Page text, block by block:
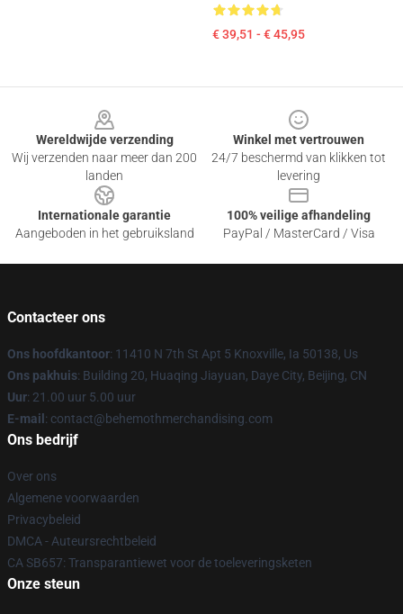
€ 39,51 - € 45,95
Wereldwijde verzending
Wij verzenden naar meer dan 200
landen
Winkel met vertrouwen
24/7 beschermd van klikken tot
levering
Internationale garantie
Aangeboden in het gebruiksland
100% veilige afhandeling
PayPal / MasterCard / Visa
Contacteer ons
Ons hoofdkantoor: 11410 N 7th St Apt 5 Knoxville, Ia 50138, Us
Ons pakhuis: Building 20, Huaqing Jiayuan, Daye City, Beijing, CN
Uur: 21.00 uur 5.00 uur
E-mail : contact@behemothmerchandising.com
Ons bedrijf
Over ons
Algemene voorwaarden
Privacybeleid
DMCA - Auteursrechtbeleid
CA SB657: Transparantiewet voor de toeleveringsketen
Onze steun